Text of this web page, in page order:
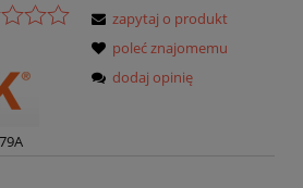
zapytaj o produkt
poleć znajomemu
dodaj opinię